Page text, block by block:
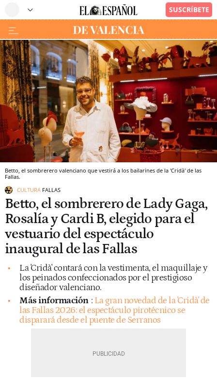
Betto, el sombrerero valenciano que vestirá a los bailarines de la 'Cridà' de las
Fallas.
CULTURA FALLAS
Betto, el sombrerero de Lady Gaga,
Rosalía y Cardi B, elegido para el
vestuario del espectáculo
inaugural de las Fallas
La 'Cridà' contará con la vestimenta, el maquillaje y
los peinados confeccionados por el prestigioso
diseñador valenciano.
Más información : La gran novedad de la 'Cridà' de
las Fallas 2026: el espectáculo pirotécnico se
disparará desde el puente de Serranos